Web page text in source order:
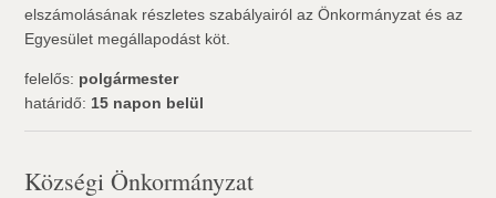
elszámolásának részletes szabályairól az Önkormányzat és az
Egyesület megállapodást köt.
felelős: polgármester
határidő: 15 napon belül
Községi Önkormányzat